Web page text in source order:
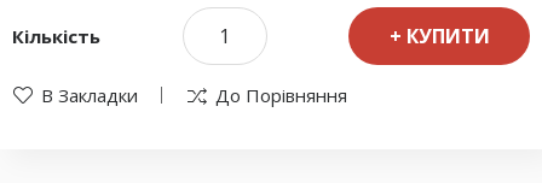
Кількість КУПИТИ
В Закладки До Порівняння